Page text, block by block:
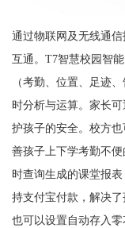
通过物联网及无线通
互通。T7智慧校园智
（考勤、位置、足迹
时分析与运算。家长
护孩子的安全。校方
善孩子上下学考勤不
时查询生成的课堂报
持支付宝付款，解决
也可以设置自动存入